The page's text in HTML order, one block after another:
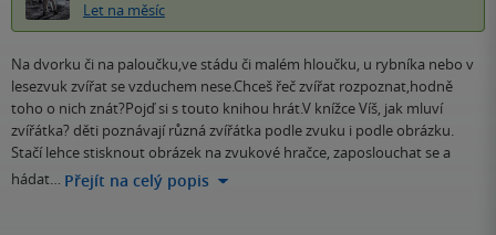
Let na měsíc
Na dvorku či na paloučku,ve stádu či malém hloučku, u rybníka nebo v
lesezvuk zvířat se vzduchem nese.Chceš řeč zvířat rozpoznat,hodně
toho o nich znát?Pojď si s touto knihou hrát.V knížce Víš, jak mluví
zvířátka? děti poznávají různá zvířátka podle zvuku i podle obrázku.
Stačí lehce stisknout obrázek na zvukové hračce, zaposlouchat se a
hádat… Přejít na celý popis